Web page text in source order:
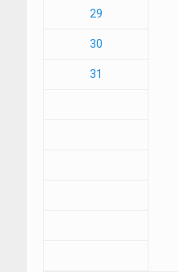
29
30
31